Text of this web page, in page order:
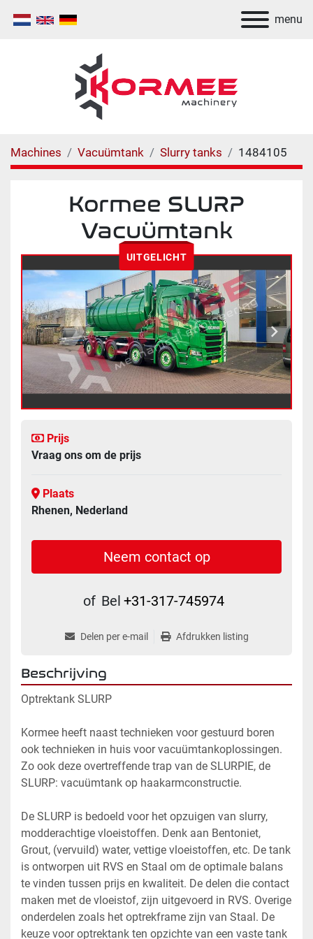
menu
Machines Vacuümtank Slurry tanks 1484105
Kormee SLURP
Vacuümtank
UITGELICHT
Prijs
Vraag ons om de prijs
Plaats
Rhenen, Nederland
Neem contact op
of Bel +31-317-745974
Delen per e-mail Afdrukken listing
Beschrijving
Optrektank SLURP
Kormee heeft naast technieken voor gestuurd boren
ook technieken in huis voor vacuümtankoplossingen.
Zo ook deze overtreffende trap van de SLURPIE, de
SLURP: vacuümtank op haakarmconstructie.
De SLURP is bedoeld voor het opzuigen van slurry,
modderachtige vloeistoffen. Denk aan Bentoniet,
Grout, (vervuild) water, vettige vloeistoffen, etc. De tank
is ontworpen uit RVS en Staal om de optimale balans
te vinden tussen prijs en kwaliteit. De delen die contact
maken met de vloeistof, zijn uitgevoerd in RVS. Overige
onderdelen zoals het optrekframe zijn van Staal. De
keuze voor optrektank ten opzichte van een vaste tank